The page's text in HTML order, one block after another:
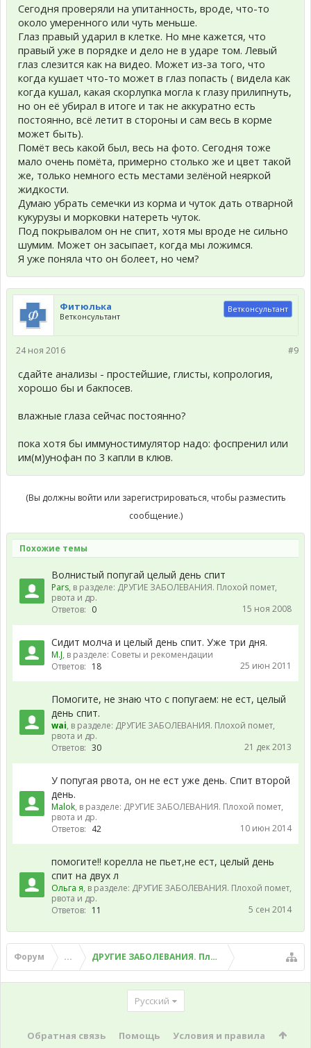
Сегодня проверяли на упитанность, вроде, что-то
около умеренного или чуть меньше.
Глаз правый ударил в клетке. Но мне кажется, что
правый уже в порядке и дело не в ударе том. Левый
глаз слезится как на видео. Может из-за того, что
когда кушает что-то может в глаз попасть ( видела как
когда кушал, какая скорлупка могла к глазу прилипнуть,
но он её убирал в итоге и так не аккуратно есть
постоянно, всё летит в стороны и сам весь в корме
может быть).
Помёт весь какой был, весь на фото. Сегодня тоже
мало очень помёта, примерно столько же и цвет такой
же, только немного есть местами зелёной неяркой
жидкости.
Думаю убрать семечки из корма и чуток дать отварной
кукурузы и морковки натереть чуток.
Под покрывалом он не спит, хотя мы вроде не сильно
шумим. Может он засыпает, когда мы ложимся.
Я уже поняла что он болеет, но чем?
Фитюлька
Ветконсультант
Ветконсультант
#9
24 ноя 2016
сдайте анализы - простейшие, глисты, копрология,
хорошо бы и бакпосев.
влажные глаза сейчас постоянно?
пока хотя бы иммуностимулятор надо: фоспренил или
им(м)унофан по 3 капли в клюв.
(Вы должны войти или зарегистрироваться, чтобы разместить
сообщение.)
Похожие темы
Волнистый попугай целый день спит
Pars, в разделе: ДРУГИЕ ЗАБОЛЕВАНИЯ. Плохой помет,
рвота и др.
Ответов: 0 15 ноя 2008
Сидит молча и целый день спит. Уже три дня.
M.J, в разделе: Советы и рекомендации
Ответов: 18 25 июн 2011
Помогите, не знаю что с попугаем: не ест, целый
день спит.
wai, в разделе: ДРУГИЕ ЗАБОЛЕВАНИЯ. Плохой помет,
рвота и др.
Ответов: 30 21 дек 2013
У попугая рвота, он не ест уже день. Спит второй
день.
Malok, в разделе: ДРУГИЕ ЗАБОЛЕВАНИЯ. Плохой помет,
рвота и др.
Ответов: 42 10 июн 2014
помогите!! корелла не пьет,не ест, целый день
спит на двух л
Ольга я, в разделе: ДРУГИЕ ЗАБОЛЕВАНИЯ. Плохой помет,
рвота и др.
Ответов: 11 5 сен 2014
Форум ... ДРУГИЕ ЗАБОЛЕВАНИЯ. Плохой помет, рвота и
Русский
Обратная связь Помощь Условия и правила